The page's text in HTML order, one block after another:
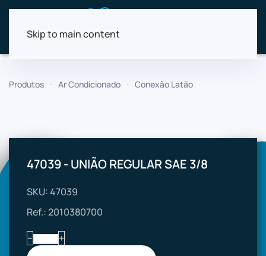
Skip to main content
Produtos Ar Condicionado Conexão Latão
47039 - UNIÃO REGULAR SAE 3/8
SKU: 47039
Ref.: 2010380700
−
+